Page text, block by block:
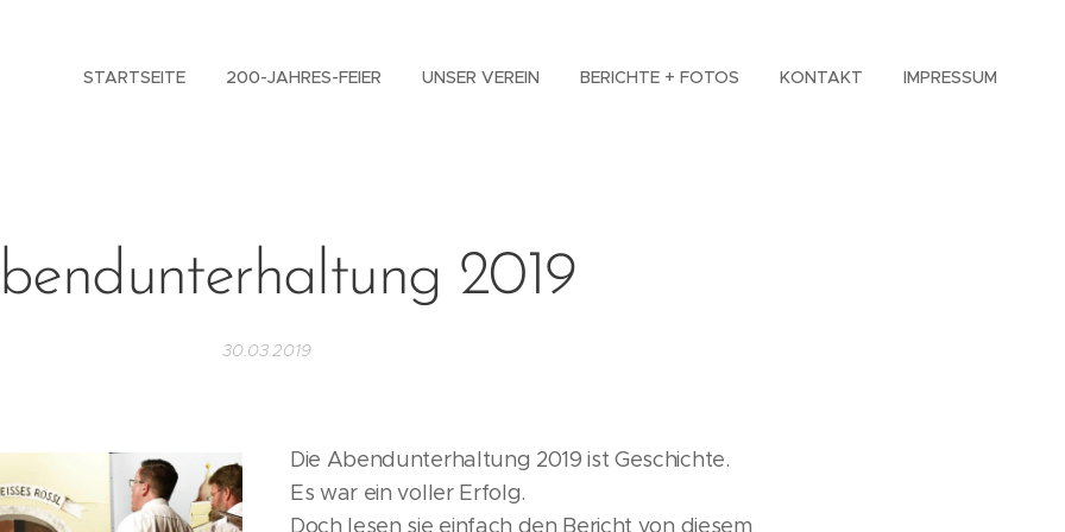
STARTSEITE 200-JAHRES-FEIER UNSER VEREIN BERICHTE + FOTOS KONTAKT IMPRESSUM
2019
30.03.2019
Die Abendunterhaltung 2019 ist Geschichte.
Es war ein voller Erfolg.
Doch lesen sie einfach den Bericht von diesem